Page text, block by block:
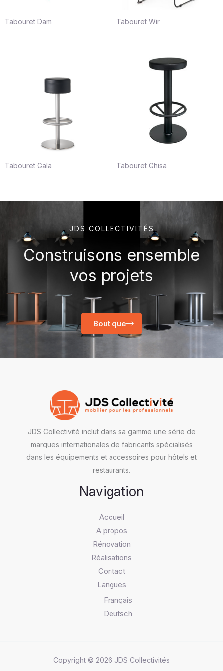
Tabouret Dam Tabouret Wir
Tabouret Gala Tabouret Ghisa
JDS COLLECTIVITÉS
Construisons ensemble
vos projets
Boutique
JDS Collectivité inclut dans sa gamme une série de
marques internationales de fabricants spécialisés
dans les équipements et accessoires pour hôtels et
restaurants.
Navigation
Accueil
A propos
Rénovation
Réalisations
Contact
Langues
Français
Deutsch
Copyright © 2026 JDS Collectivités